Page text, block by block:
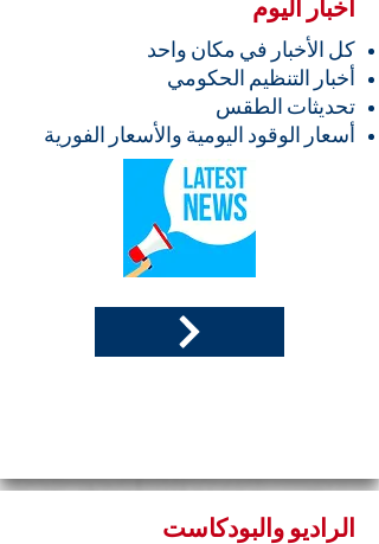
أخبار اليوم
كل الأخبار في مكان واحد
أخبار التنظيم الحكومي
تحديثات الطقس
أسعار الوقود اليومية والأسعار الفورية
الراديو والبودكاست